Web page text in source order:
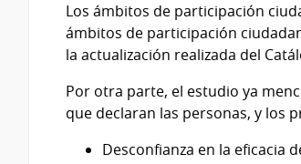
Los ámbitos de participación
ámbitos de participación
la actualización realizada del
Por otra parte, el estudio ya
que declaran las personas, y los
Desconfianza en la eficacia